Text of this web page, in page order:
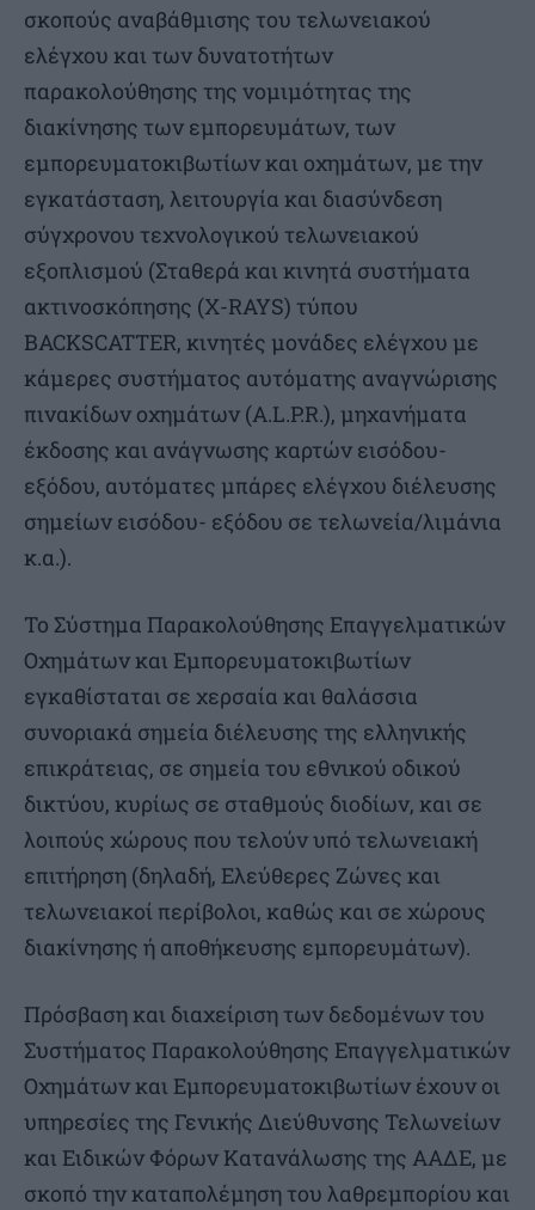
σκοπούς αναβάθμισης του τελωνειακού
ελέγχου και των δυνατοτήτων
παρακολούθησης της νομιμότητας της
διακίνησης των εμπορευμάτων, των
εμπορευματοκιβωτίων και οχημάτων, με την
εγκατάσταση, λειτουργία και διασύνδεση
σύγχρονου τεχνολογικού τελωνειακού
εξοπλισμού (Σταθερά και κινητά συστήματα
ακτινοσκόπησης (X-RAYS) τύπου
BACKSCATTER, κινητές μονάδες ελέγχου με
κάμερες συστήματος αυτόματης αναγνώρισης
πινακίδων οχημάτων (A.L.P.R.), μηχανήματα
έκδοσης και ανάγνωσης καρτών εισόδου-
εξόδου, αυτόματες μπάρες ελέγχου διέλευσης
σημείων εισόδου- εξόδου σε τελωνεία/λιμάνια
κ.α.).
Το Σύστημα Παρακολούθησης Επαγγελματικών
Οχημάτων και Εμπορευματοκιβωτίων
εγκαθίσταται σε χερσαία και θαλάσσια
συνοριακά σημεία διέλευσης της ελληνικής
επικράτειας, σε σημεία του εθνικού οδικού
δικτύου, κυρίως σε σταθμούς διοδίων, και σε
λοιπούς χώρους που τελούν υπό τελωνειακή
επιτήρηση (δηλαδή, Ελεύθερες Ζώνες και
τελωνειακοί περίβολοι, καθώς και σε χώρους
διακίνησης ή αποθήκευσης εμπορευμάτων).
Πρόσβαση και διαχείριση των δεδομένων του
Συστήματος Παρακολούθησης Επαγγελματικών
Οχημάτων και Εμπορευματοκιβωτίων έχουν οι
υπηρεσίες της Γενικής Διεύθυνσης Τελωνείων
και Ειδικών Φόρων Κατανάλωσης της ΑΑΔΕ, με
σκοπό την καταπολέμηση του λαθρεμπορίου και